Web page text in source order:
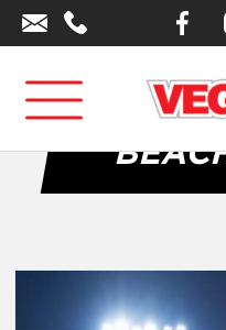
Αρχική σελίδα